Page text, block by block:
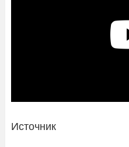
Источник